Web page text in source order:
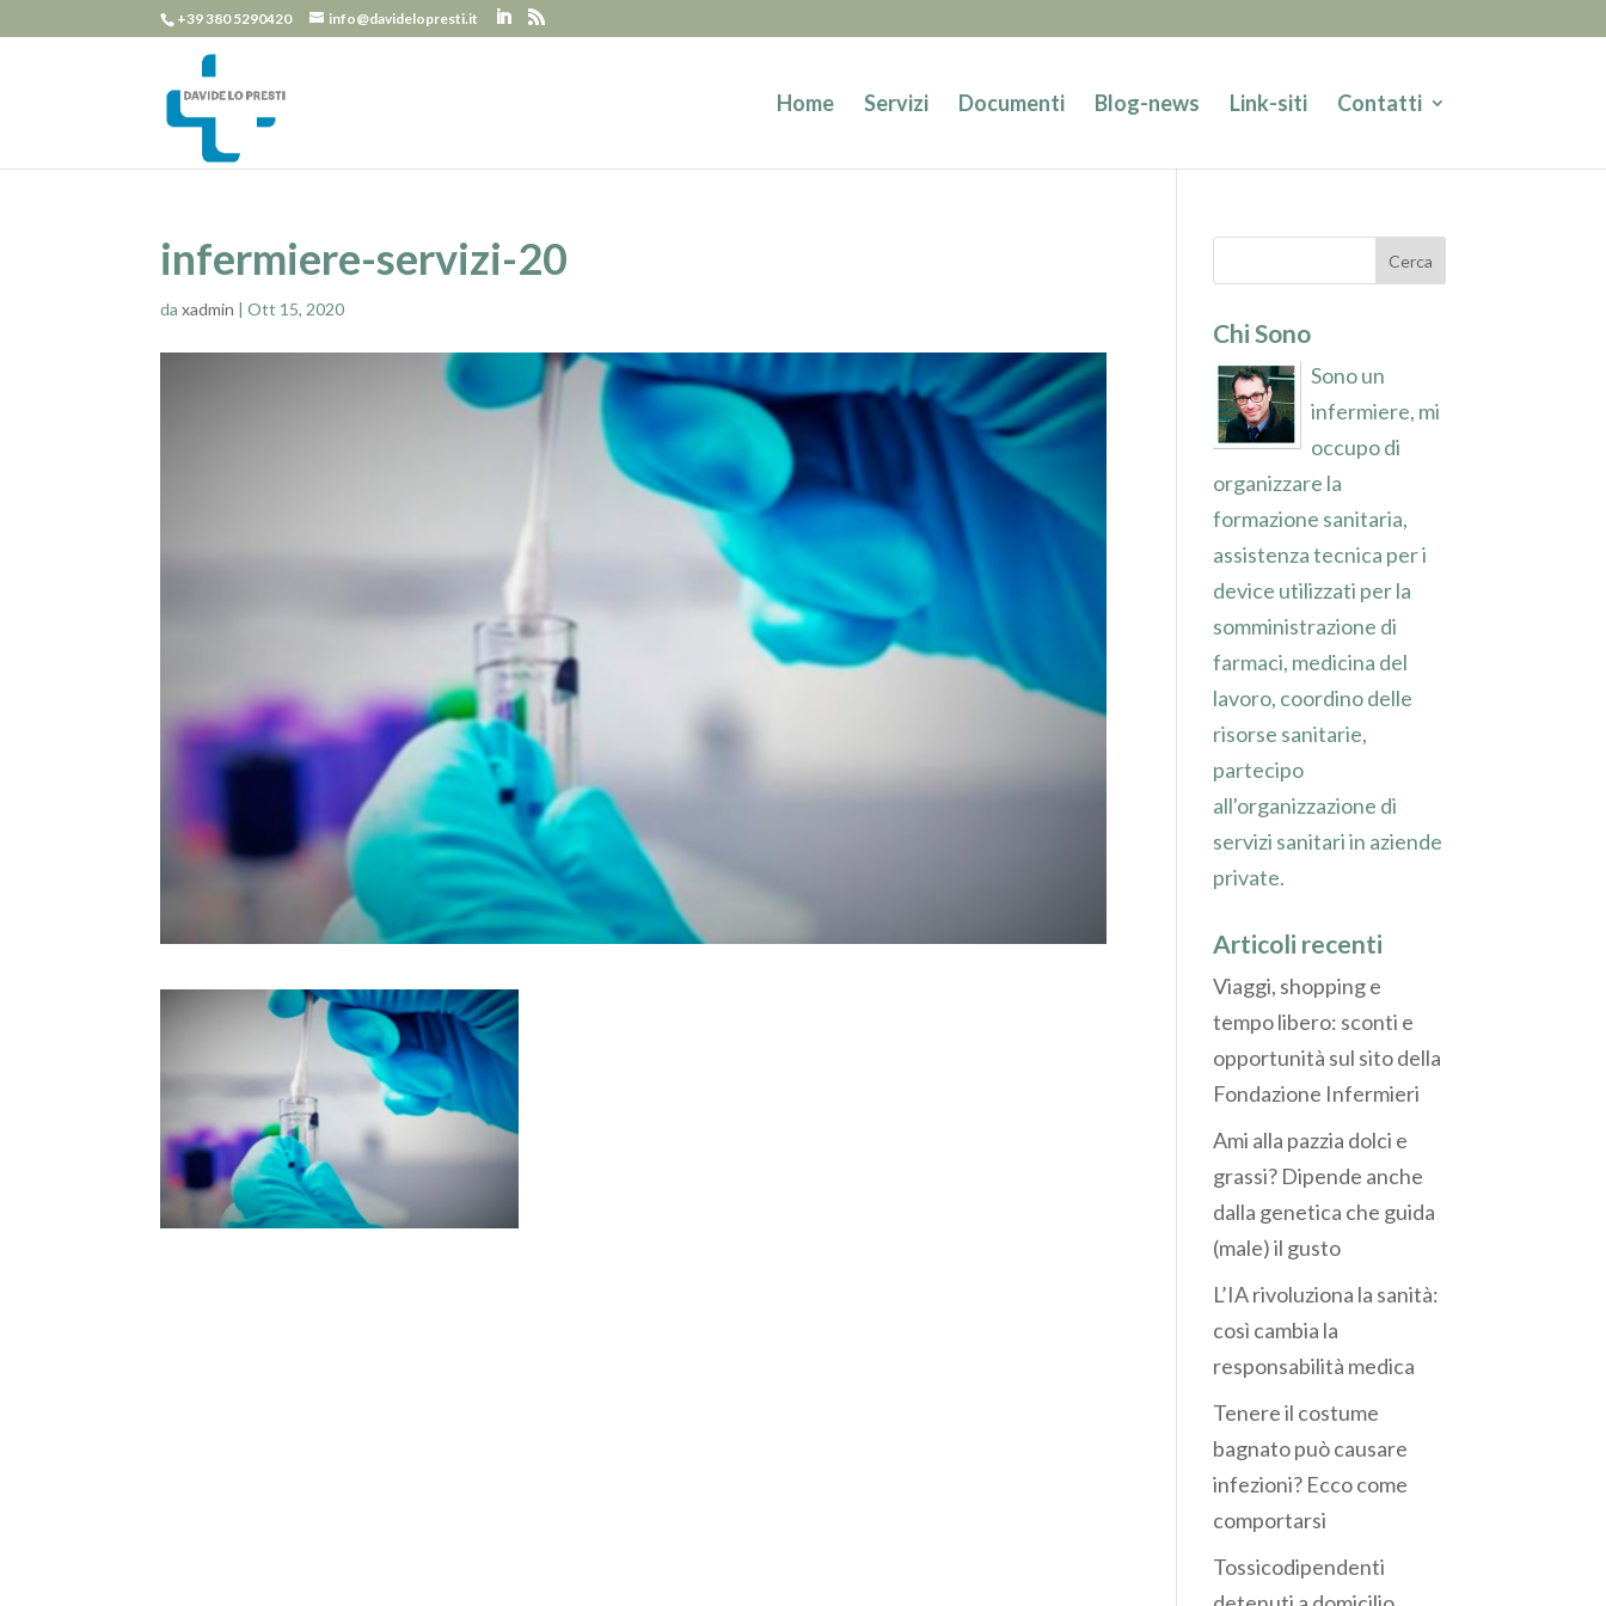
+39 380 5290420 info@davidelopresti.it
Home Servizi Documenti Blog-news Link-siti Contatti
infermiere-servizi-20
daxadmin |Ott 15, 2020
Chi Sono
Sono un
infermiere, mi
occupo di
organizzare la
formazione sanitaria,
assistenza tecnica per i
device utilizzati per la
somministrazione di
farmaci, medicina del
lavoro, coordino delle
risorse sanitarie,
partecipo
all'organizzazione di
servizi sanitari in aziende
private.
Articoli recenti
Viaggi, shopping e
tempo libero: sconti e
opportunità sul sito della
Fondazione Infermieri
Ami alla pazzia dolci e
grassi? Dipende anche
dalla genetica che guida
(male) il gusto
L’IA rivoluziona la sanità:
così cambia la
responsabilità medica
Tenere il costume
bagnato può causare
infezioni? Ecco come
comportarsi
Tossicodipendenti